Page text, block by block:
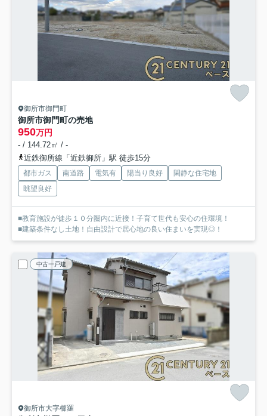
御所市御門町
御所市御門町の売地
950万円
- / 144.72㎡ / -
近鉄御所線「近鉄御所」駅 徒歩15分
都市ガス 南道路 電気有 陽当り良好
閑静な住宅地
眺望良好
■教育施設が徒歩１０分圏内に近接！子育て世代も安心の住環境！
■建築条件なし土地！自由設計で居心地の良い住まいを実現◎！
中古一戸建
御所市大字櫛羅